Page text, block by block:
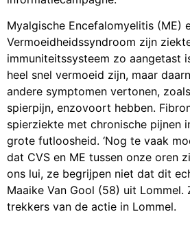
Myalgische Encefalomyelitis (ME)
Vermoeidheidssyndroom zijn
immuniteitssysteem zo aangetast
heel snel vermoeid zijn, maar
andere symptomen vertonen,
spierpijn, enzovoort hebben.
spierziekte met chronische pijnen
grote futloosheid. ‘Nog te vaak
dat CVS en ME tussen onze oren
ons lui, ze begrijpen niet dat dit
Maaike Van Gool (58) uit Lommel.
trekkers van de actie in Lommel.